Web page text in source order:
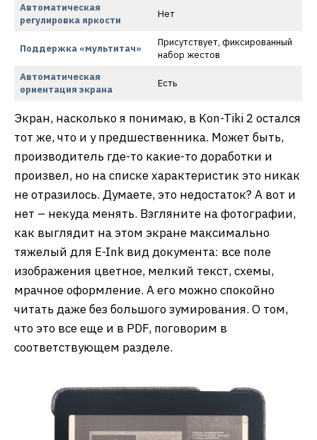
Автоматическая
регулировка яркости
Нет
Поддержка «мультитач»
Присутствует, фиксированный
набор жестов
Автоматическая
ориентация экрана
Есть
Экран, насколько я понимаю, в Kon-Tiki 2 остался
тот же, что и у предшественника. Может быть,
производитель где-то какие-то доработки и
произвел, но на списке характеристик это никак
не отразилось. Думаете, это недостаток? А вот и
нет – некуда менять. Взгляните на фотографии,
как выглядит на этом экране максимально
тяжелый для E-Ink вид документа: все поле
изображения цветное, мелкий текст, схемы,
мрачное оформление. А его можно спокойно
читать даже без большого зумирования. О том,
что это все еще и в PDF, поговорим в
соответствующем разделе.